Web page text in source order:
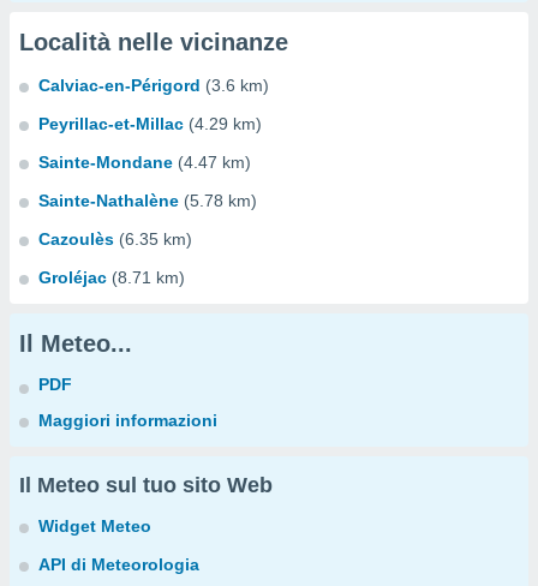
Località nelle vicinanze
Calviac-en-Périgord (3.6 km)
Peyrillac-et-Millac (4.29 km)
Sainte-Mondane (4.47 km)
Sainte-Nathalène (5.78 km)
Cazoulès (6.35 km)
Groléjac (8.71 km)
Il Meteo...
PDF
Maggiori informazioni
Il Meteo sul tuo sito Web
Widget Meteo
API di Meteorologia